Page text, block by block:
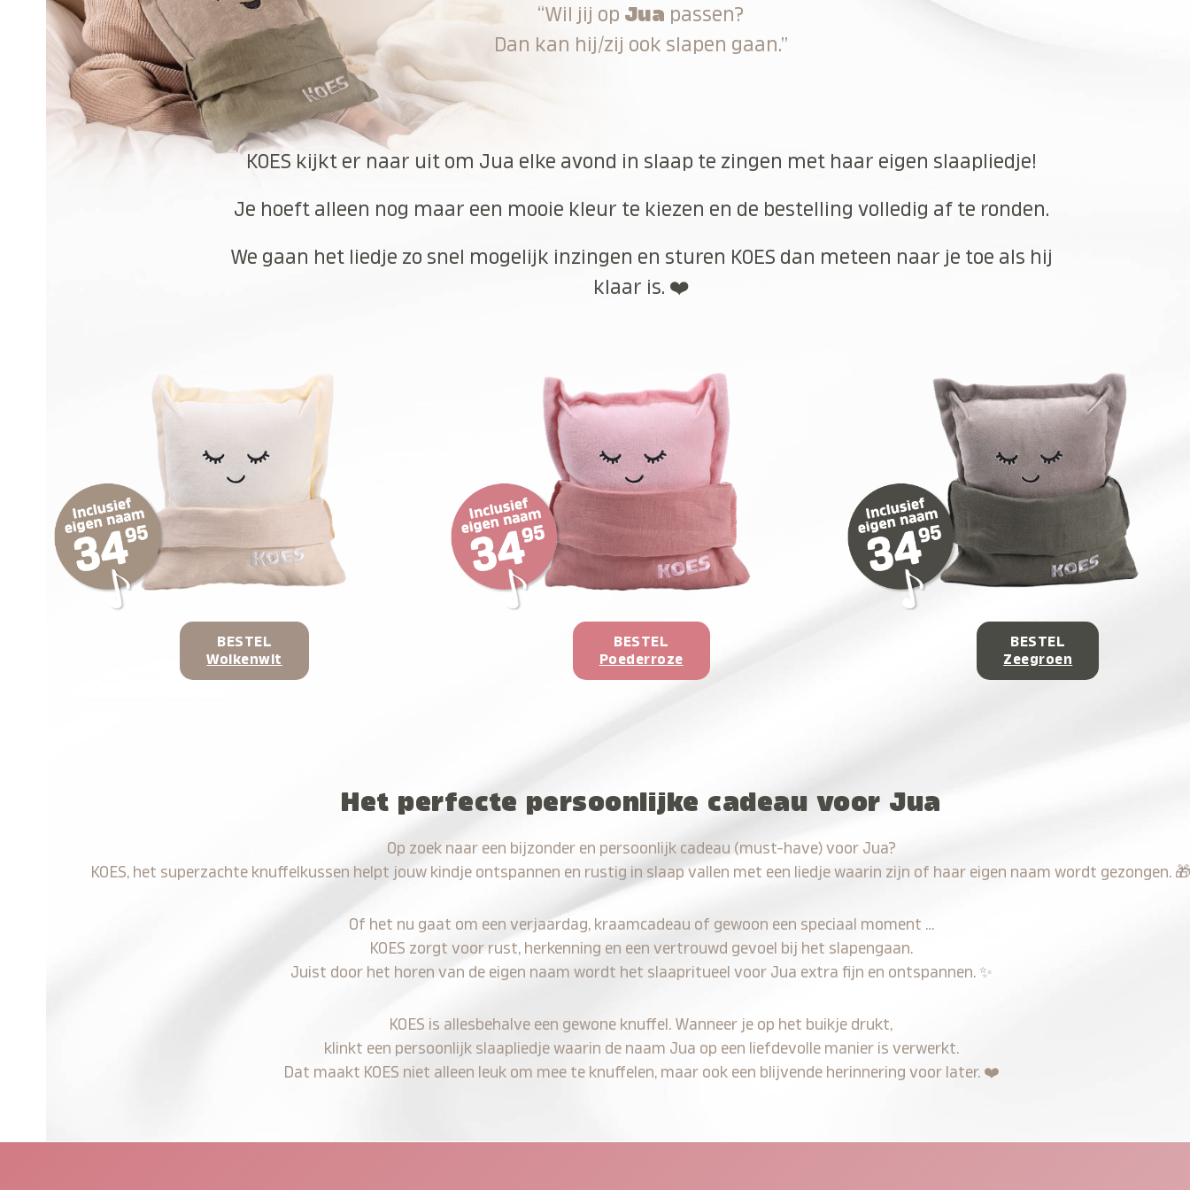
“Wil jij op Jua passen?
Dan kan hij/zij ook slapen gaan.”
KOES kijkt er naar uit om Jua elke avond in slaap te zingen met haar eigen slaapliedje!
Je hoeft alleen nog maar een mooie kleur te kiezen en de bestelling volledig af te ronden.
We gaan het liedje zo snel mogelijk inzingen en sturen KOES dan meteen naar je toe als hij
klaar is. ❤️
BESTEL
Wolkenwit
BESTEL
Poederroze
BESTEL
Zeegroen
Het perfecte persoonlijke cadeau voor Jua
Op zoek naar een bijzonder en persoonlijk cadeau (must-have) voor Jua?
KOES, het superzachte knuffelkussen helpt jouw kindje ontspannen en rustig in slaap vallen met een liedje waarin zijn of haar eigen naam wordt gezongen.
Of het nu gaat om een verjaardag, kraamcadeau of gewoon een speciaal moment …
KOES zorgt voor rust, herkenning en een vertrouwd gevoel bij het slapengaan.
Juist door het horen van de eigen naam wordt het slaapritueel voor Jua extra fijn en ontspannen. ✨
KOES is allesbehalve een gewone knuffel. Wanneer je op het buikje drukt,
klinkt een persoonlijk slaapliedje waarin de naam Jua op een liefdevolle manier is verwerkt.
Dat maakt KOES niet alleen leuk om mee te knuffelen, maar ook een blijvende herinnering voor later. ❤️